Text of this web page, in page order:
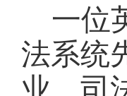
一位
法系统
业、司